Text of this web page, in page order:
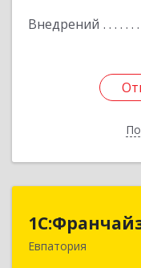
Внедрений
Евпатория
297407, Крым